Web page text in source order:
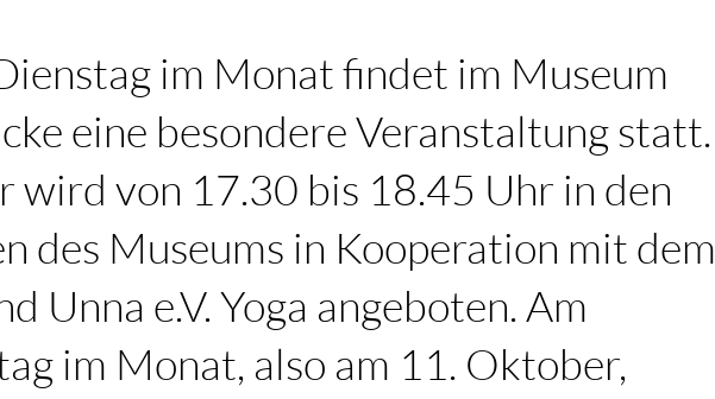
im Monat findet im Museum
eine besondere Veranstaltung statt.
wird von 17.30 bis 18.45 Uhr in den
des Museums in Kooperation mit dem
Unna e.V. Yoga angeboten. Am
im Monat, also am 11. Oktober,